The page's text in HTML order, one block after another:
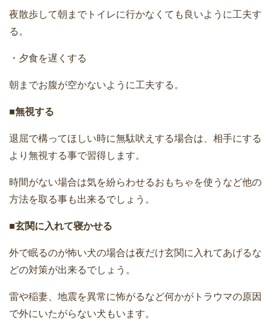
夜散歩して朝までトイレに行かなくても良いように工夫す
る。
・夕食を遅くする
朝までお腹が空かないように工夫する。
■無視する
退屈で構ってほしい時に無駄吠えする場合は、相手にする
より無視する事で習得します。
時間がない場合は気を紛らわせるおもちゃを使うなど他の
方法を取る事も出来るでしょう。
■玄関に入れて寝かせる
外で眠るのが怖い犬の場合は夜だけ玄関に入れてあげるな
どの対策が出来るでしょう。
雷や稲妻、地震を異常に怖がるなど何かがトラウマの原因
で外にいたがらない犬もいます。